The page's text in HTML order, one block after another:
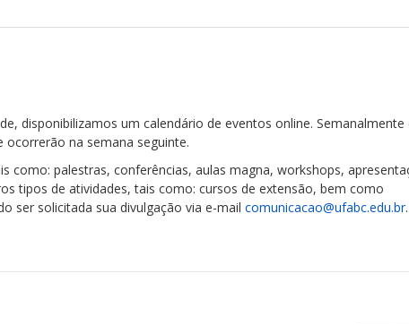
disponibilizamos um calendário de eventos online. Semanalmente
na semana seguinte.
como: palestras, conferências, aulas magna, workshops,
tipos de atividades, tais como: cursos de extensão, bem como
ser solicitada sua divulgação via e-mail comunicacao@ufabc.edu.br.